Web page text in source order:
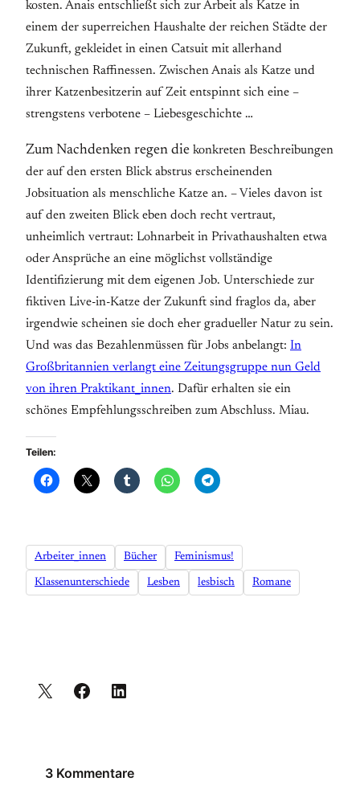
kosten. Anais entschließt sich zur Arbeit als Katze in
einem der superreichen Haushalte der reichen Städte der
Zukunft, gekleidet in einen Catsuit mit allerhand
technischen Raffinessen. Zwischen Anais als Katze und
ihrer Katzenbesitzerin auf Zeit entspinnt sich eine –
strengstens verbotene – Liebesgeschichte …
Zum Nachdenken regen die konkreten Beschreibungen
der auf den ersten Blickabstrus erscheinenden
Jobsituation als menschliche Katze an. – Vieles davon ist
auf den zweiten Blick eben doch recht vertraut,
unheimlich vertraut: Lohnarbeit in Privathaushalten etwa
oder Ansprüche an eine möglichst vollständige
Identifizierung mit dem eigenen Job. Unterschiede zur
fiktiven Live-in-Katze der Zukunft sind fraglos da, aber
irgendwie scheinen sie doch eher gradueller Natur zu sein.
Und was das Bezahlenmüssen für Jobs anbelangt: In
Großbritannien verlangt eine Zeitungsgruppe nun Geld
von ihren Praktikant_innen. Dafür erhalten sie ein
schönes Empfehlungsschreiben zum Abschluss. Miau.
Teilen:
Arbeiter_innen Bücher Feminismus!
Klassenunterschiede Lesben lesbisch Romane
3 Kommentare